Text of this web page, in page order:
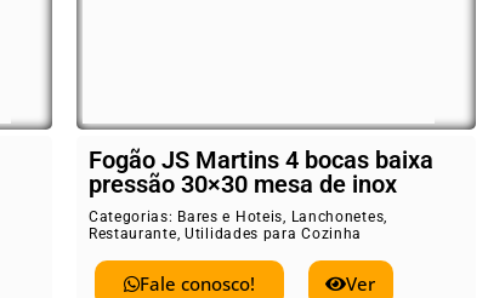
Fogão JS Martins 4 bocas baixa
pressão 30×30 mesa de inox
Categorias: Bares e Hoteis, Lanchonetes,
Restaurante, Utilidades para Cozinha
Fale conosco! Ver